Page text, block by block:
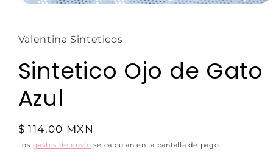
Valentina Sinteticos
Sintetico Ojo de Gato
Azul
$ 114.00 MXN
Los gastos de envío se calculan en la pantalla de pago.